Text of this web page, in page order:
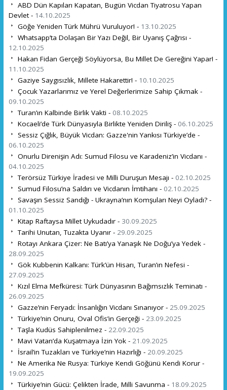
ABD Dün Kapıları Kapatan, Bugün Vicdan Tiyatrosu Yapan
Devlet - 14.10.2025
Göğe Yeniden Türk Mührü Vuruluyor! - 13.10.2025
Whatsapp’ta Dolaşan Bir Yazı Değil, Bir Uyanış Çağrısı -
12.10.2025
Hakan Fidan Gerçeği Söylüyorsa, Bu Millet De Gereğini Yapar! -
11.10.2025
Gaziye Saygısızlık, Millete Hakarettir! - 10.10.2025
Çocuk Yazarlarımız ve Yerel Değerlerimize Sahip Çıkmak -
09.10.2025
Turan’ın Kalbinde Birlik Vakti - 08.10.2025
Kocaeli’de Türk Dünyasıyla Birlikte Yeniden Diriliş - 06.10.2025
Sessiz Çığlık, Büyük Vicdan: Gazze'nin Yankısı Türkiye’de -
06.10.2025
Onurlu Direnişin Adı: Sumud Filosu ve Karadeniz’in Vicdanı -
04.10.2025
Terörsüz Türkiye İradesi ve Milli Duruşun Mesajı - 02.10.2025
Sumud Filosu’na Saldırı ve Vicdanın İmtihanı - 02.10.2025
Savaşın Sessiz Sandığı - Ukrayna’nın Komşuları Neyi Oyladı? -
01.10.2025
Kitap Raftaysa Millet Uykudadır - 30.09.2025
Tarihi Unutan, Tuzakta Uyanır - 29.09.2025
Rotayı Ankara Çizer: Ne Batı’ya Yanaşık Ne Doğu’ya Yedek -
28.09.2025
Gök Kubbenin Kalkanı: Türk’ün Hisarı, Turan’ın Nefesi -
27.09.2025
Kızıl Elma Mefküresi: Türk Dünyasının Bağımsızlık Teminatı -
26.09.2025
Gazze’nin Feryadı: İnsanlığın Vicdanı Sınanıyor - 25.09.2025
Türkiye’nin Onuru, Oval Ofis’in Gerçeği - 23.09.2025
Taşla Kudüs Sahiplenilmez - 22.09.2025
Mavi Vatan’da Kuşatmaya İzin Yok - 21.09.2025
İsrail’in Tuzakları ve Türkiye’nin Hazırlığı - 20.09.2025
Ne Amerika Ne Rusya: Türkiye Kendi Göğünü Kendi Korur -
19.09.2025
Türkiye’nin Gücü: Çelikten İrade, Milli Savunma - 18.09.2025